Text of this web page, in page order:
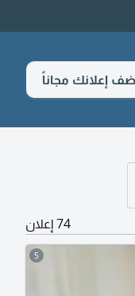
إعلانك مجاناً
74 إعلان
5